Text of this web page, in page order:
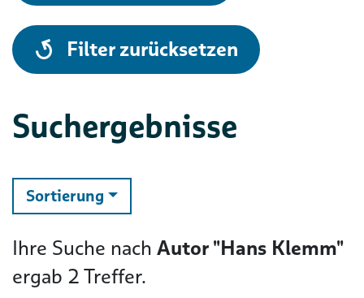
alle
Filter zurücksetzen
Suchergebnisse
Sortierung ändern
Ihre Suche nach Autor "Hans Klemm"
ergab 2Treffer.